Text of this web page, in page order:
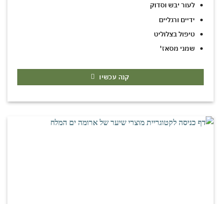
לעור יבש וסדוק
ידיים ורגליים
טיפול בצלוליט
שמני מסאז'
קנה עכשיו